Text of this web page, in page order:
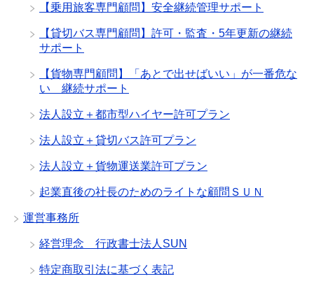
【乗用旅客専門顧問】安全継続管理サポート
【貸切バス専門顧問】許可・監査・5年更新の継続
サポート
【貨物専門顧問】「あとで出せばいい」が一番危な
い 継続サポート
法人設立＋都市型ハイヤー許可プラン
法人設立＋貸切バス許可プラン
法人設立＋貨物運送業許可プラン
起業直後の社長のためのライトな顧問ＳＵＮ
運営事務所
経営理念 行政書士法人SUN
特定商取引法に基づく表記